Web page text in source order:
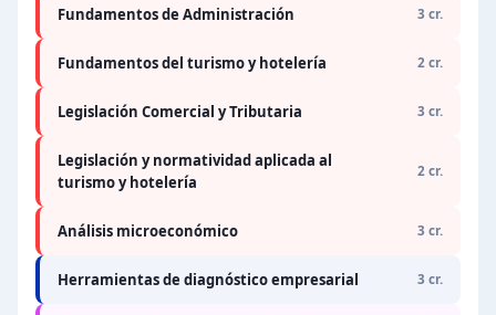
Fundamentos de Administración 3 cr.
Fundamentos del turismo y hotelería 2 cr.
Legislación Comercial y Tributaria 3 cr.
Legislación y normatividad aplicada al
turismo y hotelería
2 cr.
Análisis microeconómico 3 cr.
Herramientas de diagnóstico empresarial 3 cr.